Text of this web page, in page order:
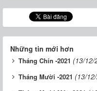
Những tin mới hơn
Tháng Chín -2021 (13/12/
Tháng Mười -2021 (13/